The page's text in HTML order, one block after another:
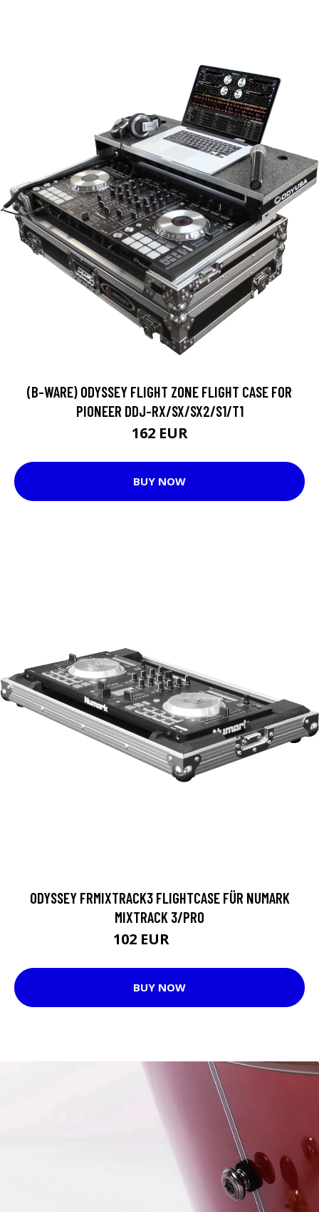
(B-WARE) ODYSSEY FLIGHT ZONE FLIGHT CASE FOR
PIONEER DDJ-RX/SX/SX2/S1/T1
162 EUR
BUY NOW
ODYSSEY FRMIXTRACK3 FLIGHTCASE FÜR NUMARK
MIXTRACK 3/PRO
102 EUR
BUY NOW